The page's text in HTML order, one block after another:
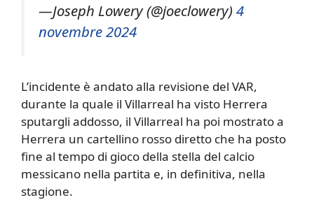
—Joseph Lowery (@joeclowery) 4
novembre 2024
L’incidente è andato alla revisione del VAR,
durante la quale il Villarreal ha visto Herrera
sputargli addosso, il Villarreal ha poi mostrato a
Herrera un cartellino rosso diretto che ha posto
fine al tempo di gioco della stella del calcio
messicano nella partita e, in definitiva, nella
stagione.